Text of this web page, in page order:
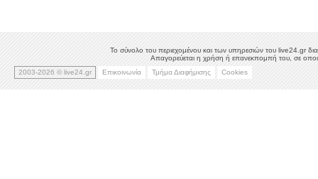
Το σύνολο του περιεχομένου και των υπηρεσιών του live24.gr
Απαγορεύεται η χρήση ή επανεκπομπή του, σε
2003-2026 © live24.gr
Επικοινωνία Τμήμα Διαφήμισης Cookies